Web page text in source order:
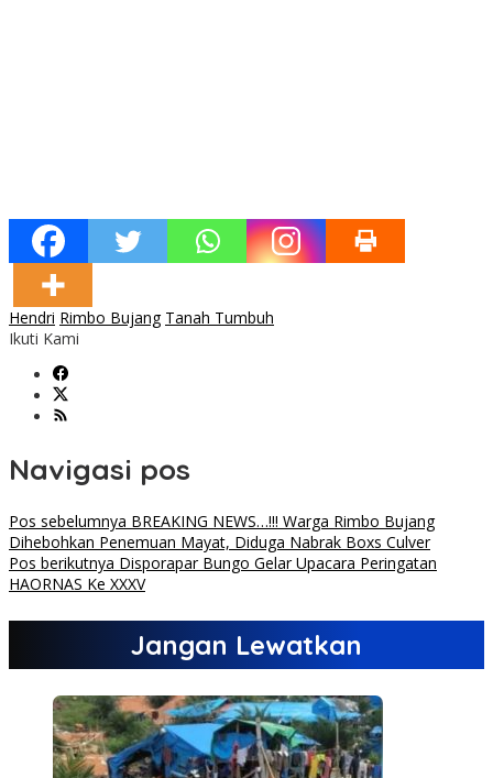
Hendri Rimbo Bujang Tanah Tumbuh
Ikuti Kami
Navigasi pos
Pos sebelumnya BREAKING NEWS…!!! Warga Rimbo Bujang
Dihebohkan Penemuan Mayat, Diduga Nabrak Boxs Culver
Pos berikutnya Disporapar Bungo Gelar Upacara Peringatan
HAORNAS Ke XXXV
Jangan Lewatkan